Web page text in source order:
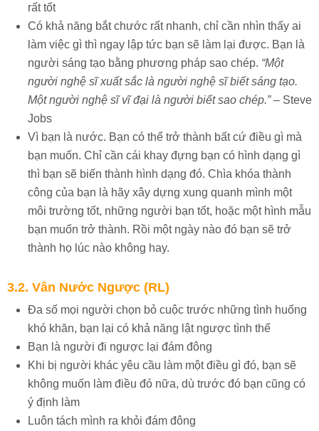
rất tốt
Có khả năng bắt chước rất nhanh, chỉ cần nhìn thấy ai
làm việc gì thì ngay lập tức bạn sẽ làm lại được. Bạn là
người sáng tạo bằng phương pháp sao chép. “Một
người nghệ sĩ xuất sắc là người nghệ sĩ biết sáng tạo.
Một người nghệ sĩ vĩ đại là người biết sao chép.”– Steve
Jobs
Vì bạn là nước. Bạn có thể trở thành bất cứ điều gì mà
bạn muốn. Chỉ cần cái khay đựng bạn có hình dạng gì
thì bạn sẽ biến thành hình dạng đó. Chìa khóa thành
công của bạn là hãy xây dựng xung quanh mình một
môi trường tốt, những người bạn tốt, hoặc một hình mẫu
bạn muốn trở thành. Rồi một ngày nào đó bạn sẽ trở
thành họ lúc nào không hay.
3.2. Vân Nước Ngược (RL)
Đa số mọi người chọn bỏ cuộc trước những tình huống
khó khăn, bạn lại có khả năng lật ngược tình thế
Bạn là người đi ngược lại đám đông
Khi bị người khác yêu cầu làm một điều gì đó, bạn sẽ
không muốn làm điều đó nữa, dù trước đó bạn cũng có
ý định làm
Luôn tách mình ra khỏi đám đông